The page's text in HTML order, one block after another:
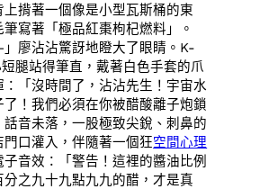
揹著一個像是小型瓦斯桶的東
寫著「極品紅棗枸杞燃料」。
廖沾沾驚訝地瞪大了眼睛。K-
腿站得筆直，戴著白色手套的爪
「沒時間了，沾沾先生！宇宙水
！我們必須在你被醋酸離子炮鎖
話音未落，一股極致尖銳、刺鼻的
口灌入，伴隨著一個狂空間心理
音效：「警告！這裡的醬油比例
分之九十九點九九的醋，才是真